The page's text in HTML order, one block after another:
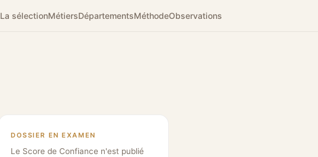
La sélectionMétiersDépartementsMéthodeObservations
DOSSIER EN EXAMEN
Le Score de Confiance n'est publié